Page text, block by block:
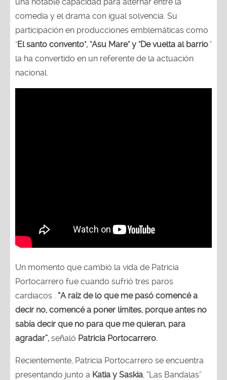
comedia y el drama con igual solvencia. Su
participación en producciones emblemáticas como
"El santo convento", "Asu Mare" y "De vuelta al barrio"
la ha convertido en un referente de la actuación
nacional.
Un momento que cambió la vida de Patricia
Portocarrero fue cuando sufrió tres paros
cardiacos . “A raíz de lo que me pasó comencé a
decir no, comencé a poner límites, porque antes no
sabía decir que no para que me quieran, para
agradar”, señaló Patricia Portocarrero.
Recientemente, Patricia Portocarrero se encuentra
presentando junto a Katia y Saskia, “Las Bandalas”